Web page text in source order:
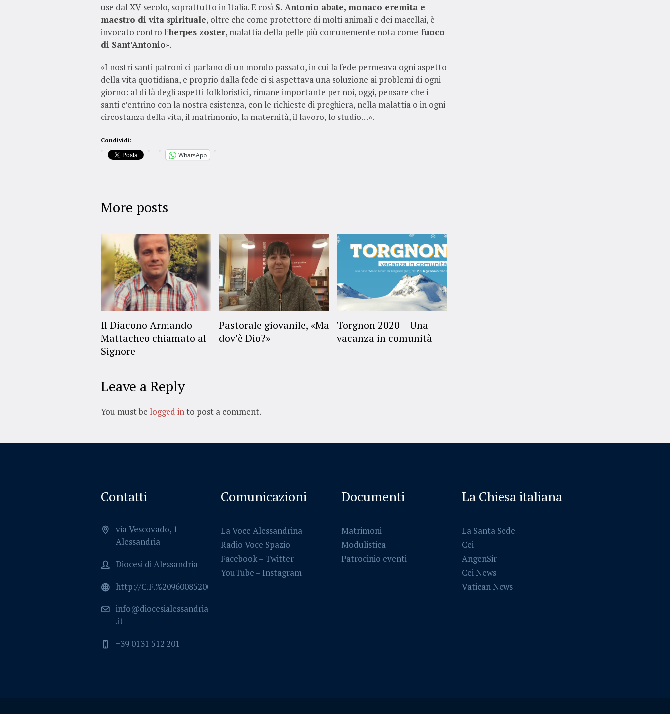
use dal XV secolo, soprattutto in Italia. E così S. Antonio abate, monaco eremita e
maestro di vita spirituale, oltre che come protettore di molti animali e dei macellai, è
invocato contro l’herpes zoster, malattia della pelle più comunemente nota come fuoco
di Sant’Antonio».
«I nostri santi patroni ci parlano di un mondo passato, in cui la fede permeava ogni aspetto
della vita quotidiana, e proprio dalla fede ci si aspettava una soluzione ai problemi di ogni
giorno: al di là degli aspetti folkloristici, rimane importante per noi, oggi, pensare che i
santi c’entrino con la nostra esistenza, con le richieste di preghiera, nella malattia o in ogni
circostanza della vita, il matrimonio, la maternità, il lavoro, lo studio…».
Condividi:
WhatsApp
More posts
Il Diacono Armando
Mattacheo chiamato al
Signore
Pastorale giovanile, «Ma
dov’è Dio?»
Torgnon 2020 – Una
vacanza in comunità
Leave a Reply
You must be logged into post a comment.
Contatti
via Vescovado, 1
Alessandria
Diocesi di Alessandria
http://C.F.%2096008520064
info@diocesialessandria
.it
+39 0131 512 201
Comunicazioni
La Voce Alessandrina
Radio Voce Spazio
Facebook– Twitter
YouTube – Instagram
Documenti
Matrimoni
Modulistica
Patrocinio eventi
La Chiesa italiana
La Santa Sede
Cei
AngenSir
Cei News
Vatican News